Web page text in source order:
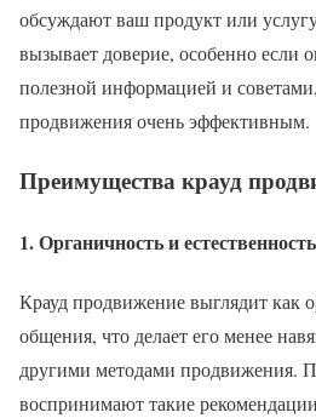
обсуждают ваш продукт или
вызывает доверие, особенно если
полезной информацией и
продвижения очень эффективным.
Преимущества крауд
1.Органичность и естественность
Крауд продвижение выглядит как
общения, что делает его менее
другими методами продвижения.
воспринимают такие